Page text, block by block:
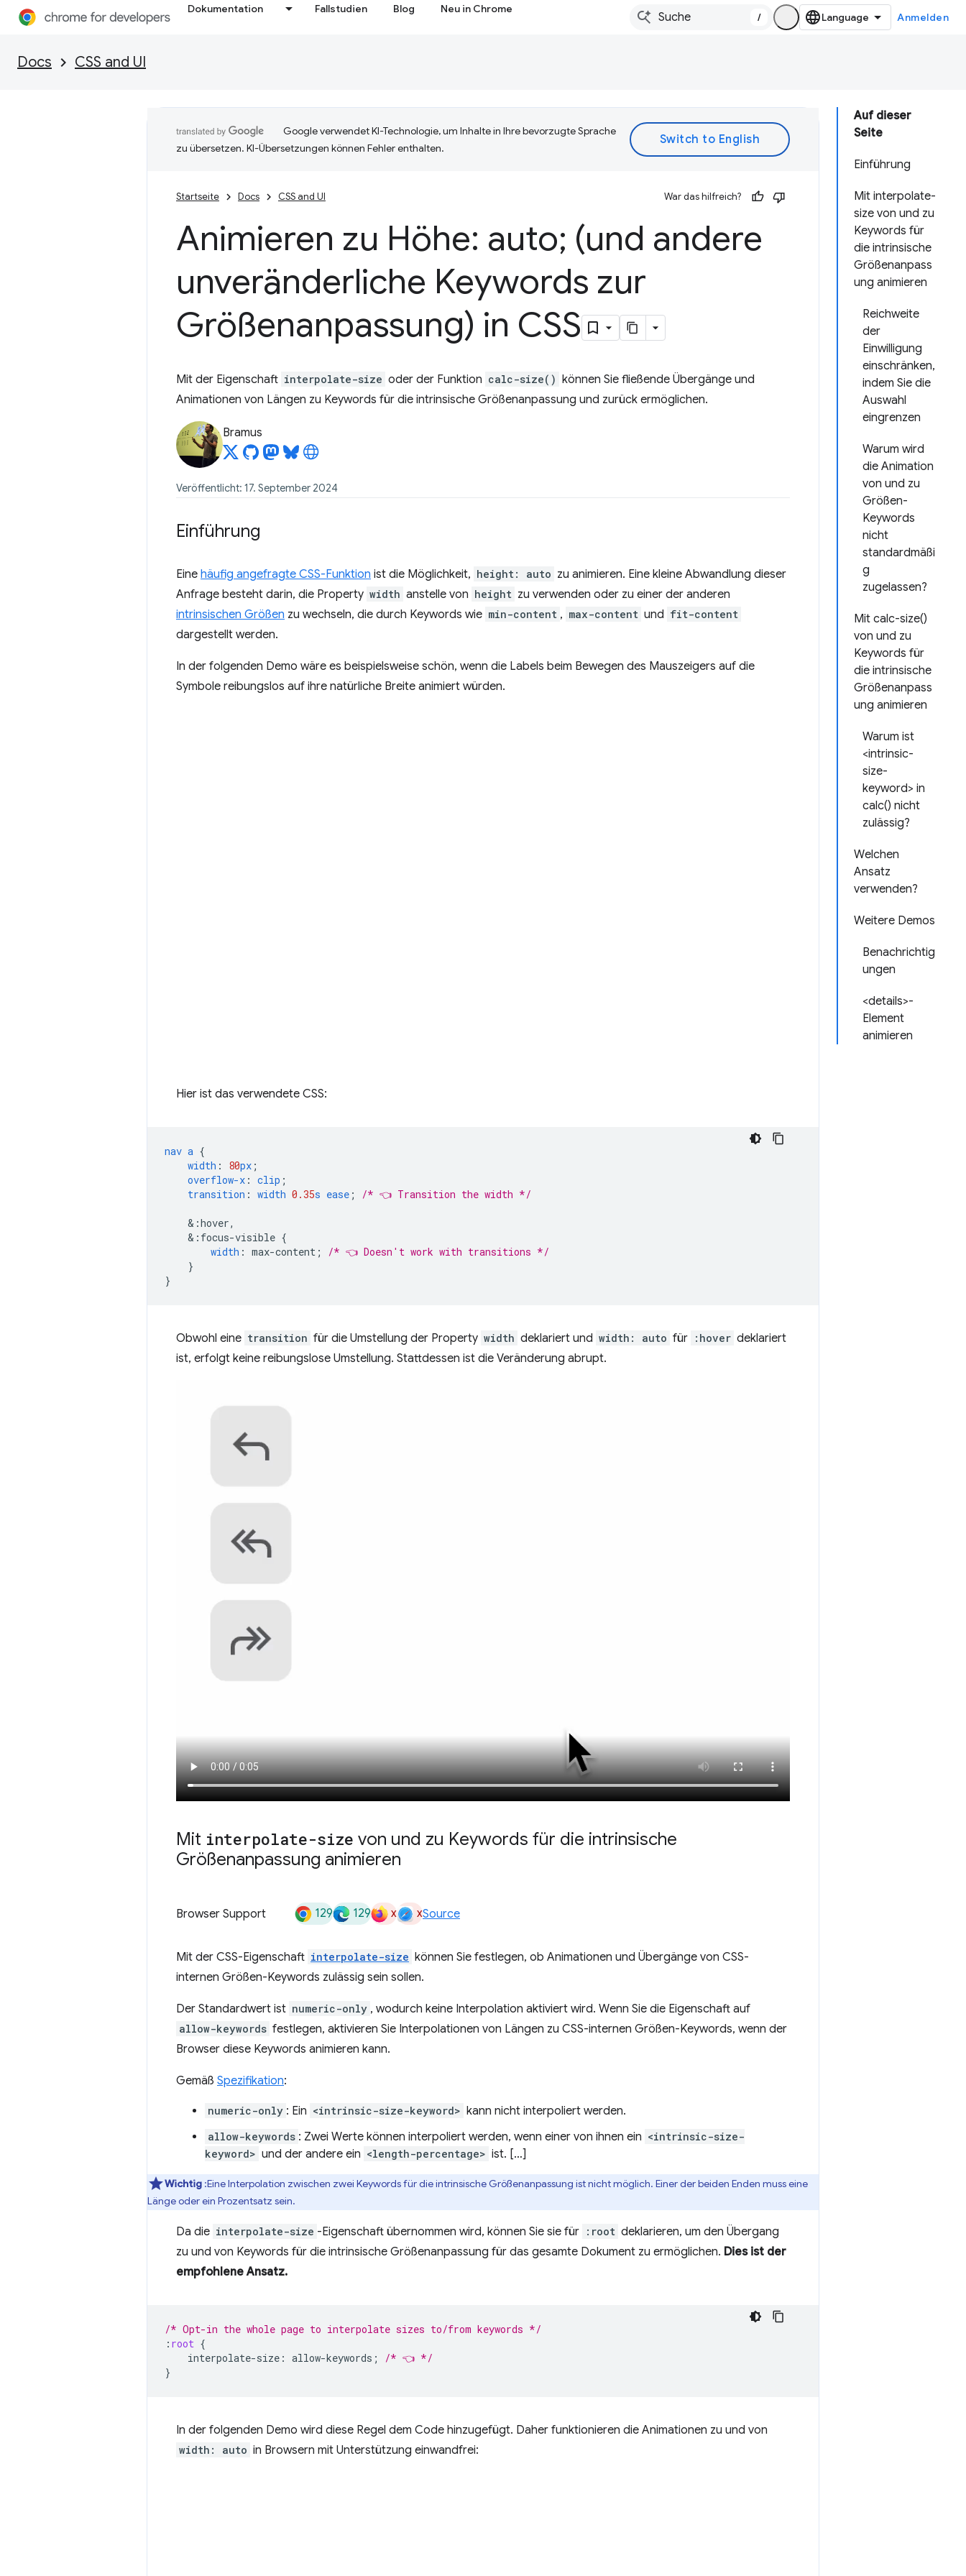
Dokumentation Fallstudien Blog Neu in Chrome
/ Anmelden
Docs CSS and UI
Auf dieser
Seite
Einführung
Mit interpolate-
size von und zu
Keywords für
die intrinsische
Größenanpass
ung animieren
Reichweite
der
Einwilligung
einschränken,
indem Sie die
Auswahl
eingrenzen
Warum wird
die Animation
von und zu
Größen-
Keywords
nicht
standardmäßi
g
zugelassen?
Mit calc-size()
von und zu
Keywords für
die intrinsische
Größenanpass
ung animieren
Warum ist
<intrinsic-
size-
keyword> in
calc() nicht
zulässig?
Welchen
Ansatz
verwenden?
Weitere Demos
Benachrichtig
ungen
<details>-
Element
animieren
Google verwendet KI-Technologie, um Inhalte in Ihre bevorzugte Sprache
zu übersetzen. KI-Übersetzungen können Fehler enthalten.
Startseite Docs CSS and UI War das hilfreich?
Animieren zu Höhe: auto; (und andere
unveränderliche Keywords zur
Größenanpassung) in CSS
Mit der Eigenschaft interpolate-size oder der Funktion calc-size() können Sie fließende Übergänge und
Animationen von Längen zu Keywords für die intrinsische Größenanpassung und zurück ermöglichen.
Bramus
Veröffentlicht: 17. September 2024
Einführung
Eine häufig angefragte CSS-Funktion ist die Möglichkeit, height: auto zu animieren. Eine kleine Abwandlung dieser
Anfrage besteht darin, die Property width anstelle von height zu verwenden oder zu einer der anderen
intrinsischen Größen zu wechseln, die durch Keywords wie min-content , max-content und fit-content
dargestellt werden.
In der folgenden Demo wäre es beispielsweise schön, wenn die Labels beim Bewegen des Mauszeigers auf die
Symbole reibungslos auf ihre natürliche Breite animiert würden.
Hier ist das verwendete CSS:
nav a {
width : 80px ;
overflow-x : clip ;
transition : width 0.35s ease ; /* 👈 Transition the width */
& :hover,
& :focus-visible {
width : max-content ;
/* 👈 Doesn't work with transitions */
}
}
Obwohl eine transition für die Umstellung der Property width deklariert und width: auto für :hover deklariert
ist, erfolgt keine reibungslose Umstellung. Stattdessen ist die Veränderung abrupt.
Mit interpolate-size von und zu Keywords für die intrinsische
Größenanpassung animieren
Browser Support 129 129 x xSource
Mit der CSS-Eigenschaft interpolate-size können Sie festlegen, ob Animationen und Übergänge von CSS-
internen Größen-Keywords zulässig sein sollen.
Der Standardwert ist numeric-only , wodurch keine Interpolation aktiviert wird. Wenn Sie die Eigenschaft auf
allow-keywords festlegen, aktivieren Sie Interpolationen von Längen zu CSS-internen Größen-Keywords, wenn der
Browser diese Keywords animieren kann.
Gemäß Spezifikation:
numeric-only : Ein <intrinsic-size-keyword> kann nicht interpoliert werden.
allow-keywords : Zwei Werte können interpoliert werden, wenn einer von ihnen ein <intrinsic-size-
keyword> und der andere ein <length-percentage> ist. […]
Wichtig :Eine Interpolation zwischen zwei Keywords für die intrinsische Größenanpassung ist nicht möglich. Einer der beiden Enden muss eine
Länge oder ein Prozentsatz sein.
Da die interpolate-size -Eigenschaft übernommen wird, können Sie sie für :root deklarieren, um den Übergang
zu und von Keywords für die intrinsische Größenanpassung für das gesamte Dokument zu ermöglichen. Dies ist der
empfohlene Ansatz.
/* Opt-in the whole page to interpolate sizes to/from keywords */
: root {
interpolate-size : allow-keywords ;
/* 👈 */
}
In der folgenden Demo wird diese Regel dem Code hinzugefügt. Daher funktionieren die Animationen zu und von
width: auto in Browsern mit Unterstützung einwandfrei: